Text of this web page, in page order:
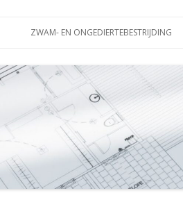
naar
ZWAM- EN ONGEDIERTEBESTRIJDING